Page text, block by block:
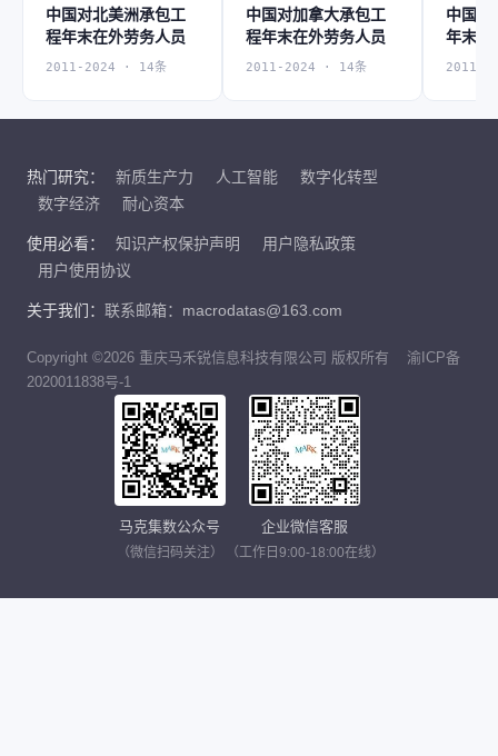
中国对北美洲承包工
程年末在外劳务人员
2011-2024 · 14条
中国对加拿大承包工
程年末在外劳务人员
2011-2024 · 14条
中国对
年末在
2011-
热门研究： 新质生产力 人工智能
数字化转型
数字经济
耐心资本
使用必看： 知识产权保护声明
用户隐私政策
用户使用协议
关于我们： 联系邮箱：macrodatas@163.com
Copyright ©2026 重庆马禾锐信息科技有限公司 版权所有
渝ICP备
2020011838号-1
马克集数公众号
（微信扫码关注）
企业微信客服
（工作日9:00-18:00在线）